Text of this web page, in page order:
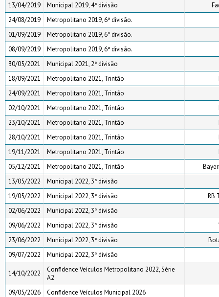
13/04/2019
Municipal 2019, 4ª divisão
24/08/2019
Metropolitano 2019, 6ª divisão.
01/09/2019
Metropolitano 2019, 6ª divisão.
08/09/2019
Metropolitano 2019, 6ª divisão.
30/05/2021
Municipal 2021, 2ª divisão
18/09/2021
Metropolitano 2021, Trintão
24/09/2021
Metropolitano 2021, Trintão
02/10/2021
Metropolitano 2021, Trintão
23/10/2021
Metropolitano 2021, Trintão
28/10/2021
Metropolitano 2021, Trintão
19/11/2021
Metropolitano 2021, Trintão
05/12/2021
Metropolitano 2021, Trintão
13/05/2022
Municipal 2022, 3ª divisão
19/05/2022
Municipal 2022, 3ª divisão
RB
02/06/2022
Municipal 2022, 3ª divisão
09/06/2022
Municipal 2022, 3ª divisão
23/06/2022
Municipal 2022, 3ª divisão
09/07/2022
Municipal 2022, 3ª divisão
14/10/2022
Confidence Veículos Metropolitano 2022, Série
A2
09/05/2026
Confidence Veículos Municipal 2026